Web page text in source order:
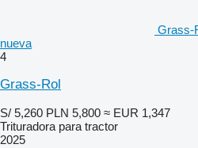
Grass-
nueva
4
Grass-Rol
S/ 5,260 PLN 5,800 ≈ EUR 1,347
Trituradora para tractor
2025